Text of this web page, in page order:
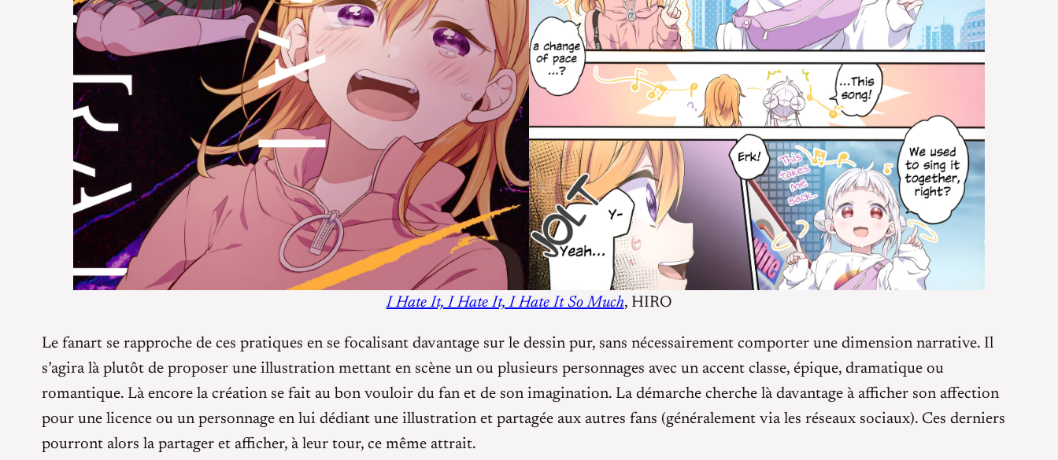
I Hate It, I Hate It, I Hate It So Much, HIRO
Le fanart se rapproche de ces pratiques en se focalisant davantage sur le dessin pur, sans nécessairement comporter une dimension narrative. Il
s’agira là plutôt de proposer une illustration mettant en scène un ou plusieurs personnages avec un accent classe, épique, dramatique ou
romantique. Là encore la création se fait au bon vouloir du fan et de son imagination. La démarche cherche là davantage à afficher son affection
pour une licence ou un personnage en lui dédiant une illustration et partagée aux autres fans (généralement via les réseaux sociaux). Ces derniers
pourront alors la partager et afficher, à leur tour, ce même attrait.